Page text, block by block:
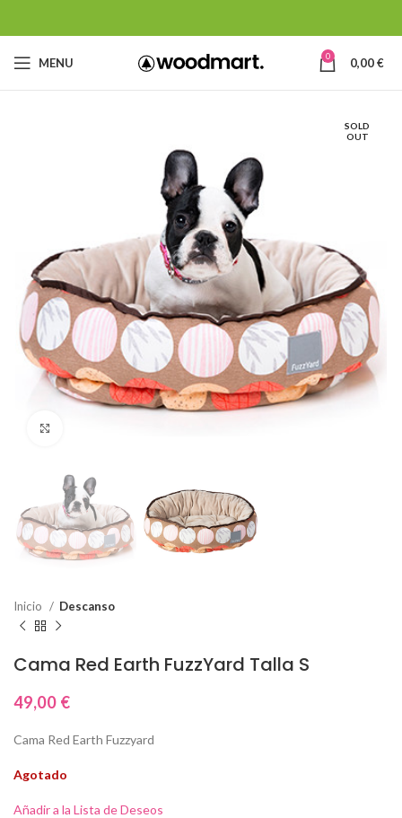
MENU 0 0,00€
SOLD
OUT
Inicio Descanso
Cama Red Earth FuzzYard Talla S
49,00 €
Cama Red Earth Fuzzyard
Agotado
Añadir a la Lista de Deseos